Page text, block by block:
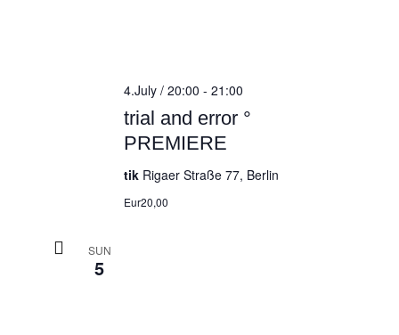
trial and error °
PREMIERE
4.July / 20:00 - 21:00
tik Rigaer Straße 77, Berlin
Eur20,00
SUN
5